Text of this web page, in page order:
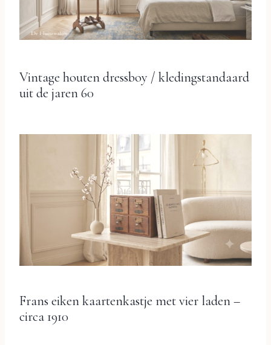
Vintage houten dressboy / kledingstandaard
uit de jaren 60
Frans eiken kaartenkastje met vier laden –
circa 1910